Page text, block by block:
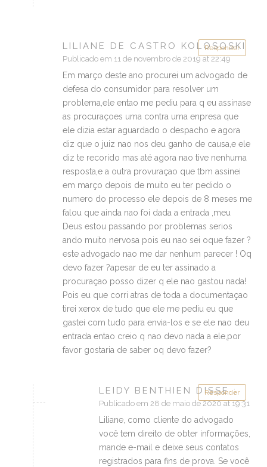
Responder
LILIANE DE CASTRO KOLOSOSKI
Publicado em 11 de novembro de 2019 at 22:49
Em março deste ano procurei um advogado de
defesa do consumidor para resolver um
problema,ele entao me pediu para q eu assinase
as procuraçoes uma contra uma enpresa que
ele dizia estar aguardado o despacho e agora
diz que o juiz nao nos deu ganho de causa,e ele
diz te recorido mas até agora nao tive nenhuma
resposta,e a outra provuraçao que tbm assinei
em março depois de muito eu ter pedido o
numero do processo ele depois de 8 meses me
falou que ainda nao foi dada a entrada ,meu
Deus estou passando por problemas serios
ando muito nervosa pois eu nao sei oque fazer ?
este advogado nao me dar nenhum parecer ! Oq
devo fazer ?apesar de eu ter assinado a
procuraçao posso dizer q ele nao gastou nada!
Pois eu que corri atras de toda a documentaçao
tirei xerox de tudo que ele me pediu eu que
gastei com tudo para envia-los e se ele nao deu
entrada entao creio q nao devo nada a ele,por
favor gostaria de saber oq devo fazer?
Responder
LEIDY BENTHIEN DISSE :
Publicado em 28 de maio de 2020 at 19:31
Liliane, como cliente do advogado
você tem direito de obter informações,
mande e-mail e deixe seus contatos
registrados para fins de prova. Se você